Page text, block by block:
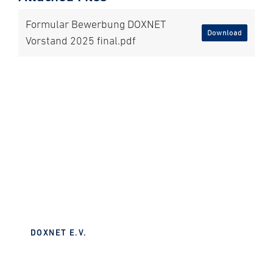
Formular Bewerbung DOXNET
Vorstand 2025 final.pdf
Download
DOXNET E.V.